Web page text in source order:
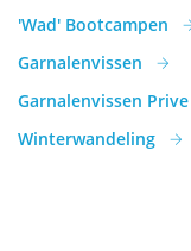
'Wad' Bootcampen
Garnalenvissen
Garnalenvissen Prive
Winterwandeling